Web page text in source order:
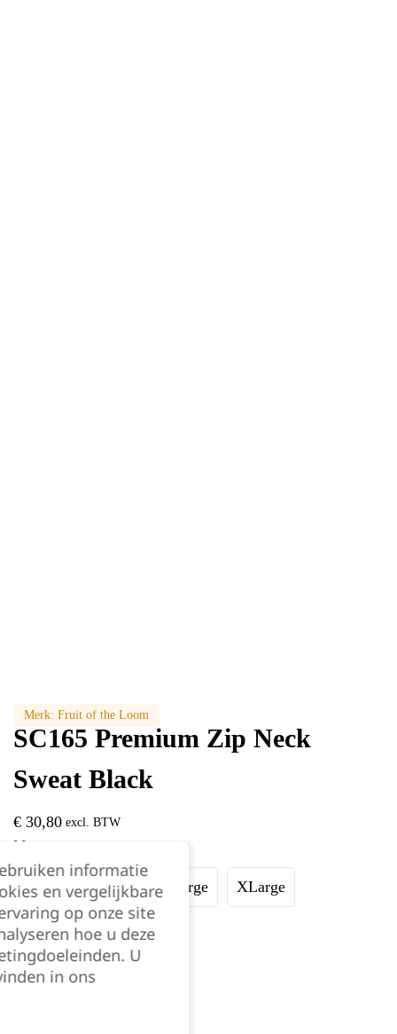
Merk: Fruit of the Loom
SC165 Premium Zip Neck
Sweat Black
€ 30,80 excl. BTW
Maat:
Small Medium Large XLarge
XXLarge
Kies je aantal:
informatie
en vergelijkbare
op onze site
hoe u deze
U
in ons